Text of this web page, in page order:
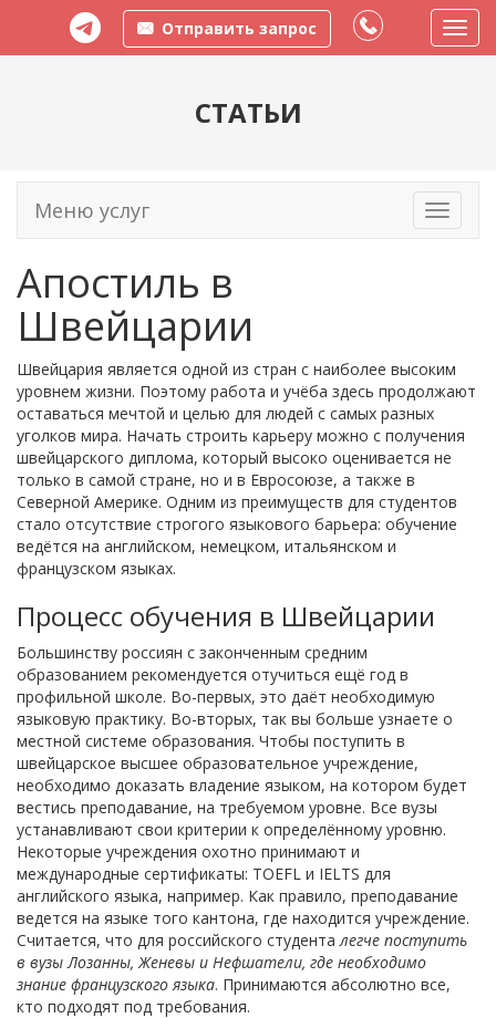
Отправить запрос
меню
СТАТЬИ
Toggle
Меню услуг
Апостиль в
Швейцарии
Швейцария является одной из стран с наиболее высоким
уровнем жизни. Поэтому работа и учёба здесь продолжают
оставаться мечтой и целью для людей с самых разных
уголков мира. Начать строить карьеру можно с получения
швейцарского диплома, который высоко оценивается не
только в самой стране, но и в Евросоюзе, а также в
Северной Америке. Одним из преимуществ для студентов
стало отсутствие строгого языкового барьера: обучение
ведётся на английском, немецком, итальянском и
французском языках.
Процесс обучения в Швейцарии
Большинству россиян с законченным средним
образованием рекомендуется отучиться ещё год в
профильной школе. Во-первых, это даёт необходимую
языковую практику. Во-вторых, так вы больше узнаете о
местной системе образования. Чтобы поступить в
швейцарское высшее образовательное учреждение,
необходимо доказать владение языком, на котором будет
вестись преподавание, на требуемом уровне. Все вузы
устанавливают свои критерии к определённому уровню.
Некоторые учреждения охотно принимают и
международные сертификаты: TOEFL и IELTS для
английского языка, например. Как правило, преподавание
ведется на языке того кантона, где находится учреждение.
Считается, что для российского студенталегче поступить
в вузы Лозанны, Женевы и Нефшатели, где необходимо
знание французского языка. Принимаются абсолютно все,
кто подходят под требования.